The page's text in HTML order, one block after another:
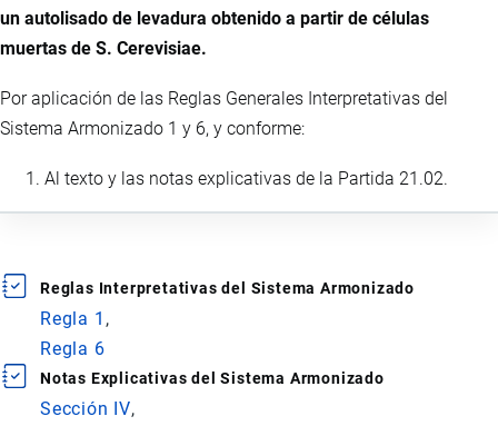
un autolisado de levadura obtenido a partir de células
muertas de S. Cerevisiae.
Por aplicación de las Reglas Generales Interpretativas del
Sistema Armonizado 1 y 6, y conforme:
Al texto y las notas explicativas de la Partida 21.02.
Reglas Interpretativas del Sistema Armonizado
Regla 1
Regla 6
Notas Explicativas del Sistema Armonizado
Sección IV